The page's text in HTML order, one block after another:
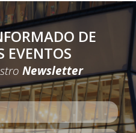
DE
EVENTOS
Newsletter